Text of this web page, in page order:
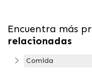
Encuentra más
relacionadas
Comida